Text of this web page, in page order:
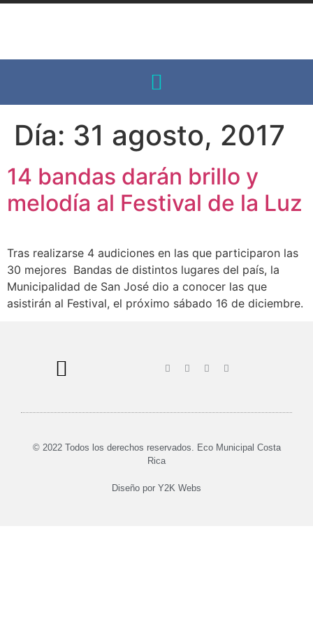
Día: 31 agosto, 2017
14 bandas darán brillo y
melodía al Festival de la Luz
Tras realizarse 4 audiciones en las que participaron las
30 mejores Bandas de distintos lugares del país, la
Municipalidad de San José dio a conocer las que
asistirán al Festival, el próximo sábado 16 de diciembre.
© 2022 Todos los derechos reservados. Eco Municipal Costa
Rica
Diseño por Y2K Webs